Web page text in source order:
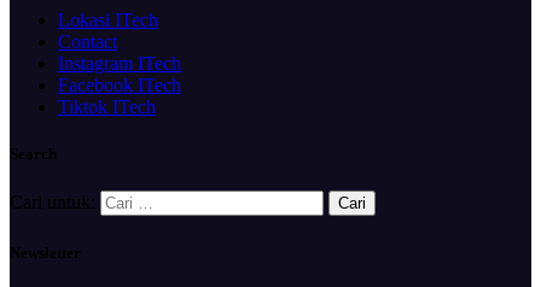
Lokasi ITech
Contact
Instagram ITech
Facebook ITech
Tiktok ITech
Search
Cari untuk:
Newsletter